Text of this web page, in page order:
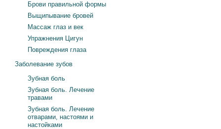
Брови правильной формы
Выщипывание бровей
Массаж глаз и век
Упражнения Цигун
Повреждения глаза
Заболевание зубов
Зубная боль
Зубная боль. Лечение
травами
Зубная боль. Лечение
отварами, настоями и
настойками